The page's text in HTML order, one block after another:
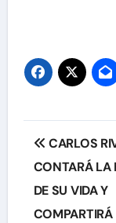
de
entradas
CARLOS
CONTARÁ LA
DE SU VIDA Y
COMPARTIRÁ